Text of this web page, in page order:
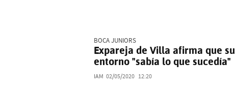
BOCA JUNIORS
Expareja de Villa afirma que su
entorno "sabía lo que sucedía"
IAM 02/05/2020 12:20